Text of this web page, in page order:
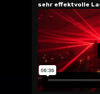
sehr effektvolle